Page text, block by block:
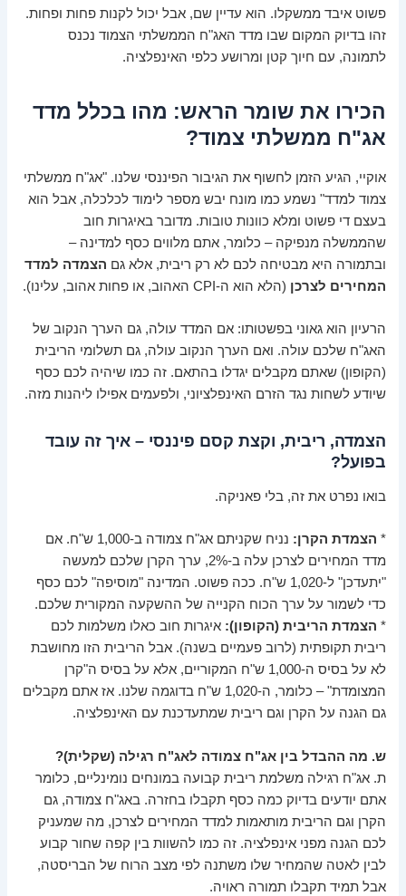
פשוט איבד ממשקלו. הוא עדיין שם, אבל יכול לקנות פחות ופחות.
זהו בדיוק המקום שבו מדד האג"ח הממשלתי הצמוד נכנס
לתמונה, עם חיוך קטן ומרושע כלפי האינפלציה.
הכירו את שומר הראש: מהו בכלל מדד
אג"ח ממשלתי צמוד?
אוקיי, הגיע הזמן לחשוף את הגיבור הפיננסי שלנו. "אג"ח ממשלתי
צמוד למדד" נשמע כמו מונח יבש מספר לימוד לכלכלה, אבל הוא
בעצם די פשוט ומלא כוונות טובות. מדובר באיגרות חוב
שהממשלה מנפיקה – כלומר, אתם מלווים כסף למדינה –
ובתמורה היא מבטיחה לכם לא רק ריבית, אלא גם הצמדה למדד
המחירים לצרכן (הלא הוא ה-CPI האהוב, או פחות אהוב, עלינו).
הרעיון הוא גאוני בפשטותו: אם המדד עולה, גם הערך הנקוב של
האג"ח שלכם עולה. ואם הערך הנקוב עולה, גם תשלומי הריבית
(הקופון) שאתם מקבלים יגדלו בהתאם. זה כמו שיהיה לכם כסף
שיודע לשחות נגד הזרם האינפלציוני, ולפעמים אפילו ליהנות מזה.
הצמדה, ריבית, וקצת קסם פיננסי – איך זה עובד
בפועל?
בואו נפרט את זה, בלי פאניקה.
* הצמדת הקרן:
נניח שקניתם אג"ח צמודה ב-1,000 ש"ח. אם
מדד המחירים לצרכן עלה ב-2%, ערך הקרן שלכם למעשה
"יתעדכן" ל-1,020 ש"ח. ככה פשוט. המדינה "מוסיפה" לכם כסף
כדי לשמור על ערך הכוח הקנייה של ההשקעה המקורית שלכם.
* הצמדת הריבית (הקופון): איגרות חוב כאלו משלמות לכם
ריבית תקופתית (לרוב פעמיים בשנה). אבל הריבית הזו מחושבת
לא על בסיס ה-1,000 ש"ח המקוריים, אלא על בסיס ה"קרן
המצומדת" – כלומר, ה-1,020 ש"ח בדוגמה שלנו. אז אתם מקבלים
גם הגנה על הקרן וגם ריבית שמתעדכנת עם האינפלציה.
ש. מה ההבדל בין אג"ח צמודה לאג"ח רגילה (שקלית)?
ת. אג"ח רגילה משלמת ריבית קבועה במונחים נומינליים, כלומר
אתם יודעים בדיוק כמה כסף תקבלו בחזרה. באג"ח צמודה, גם
הקרן וגם הריבית מותאמות למדד המחירים לצרכן, מה שמעניק
לכם הגנה מפני אינפלציה. זה כמו להשוות בין קפה שחור קבוע
לבין לאטה שהמחיר שלו משתנה לפי מצב הרוח של הבריסטה,
אבל תמיד תקבלו תמורה ראויה.